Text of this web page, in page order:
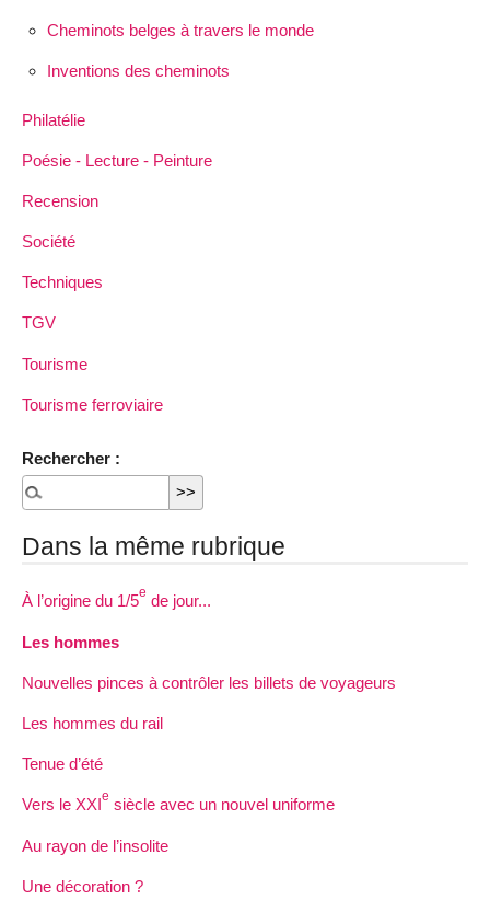
Cheminots belges à travers le monde
Inventions des cheminots
Philatélie
Poésie - Lecture - Peinture
Recension
Société
Techniques
TGV
Tourisme
Tourisme ferroviaire
Rechercher :
Dans la même rubrique
À l’origine du 1/5e de jour...
Les hommes
Nouvelles pinces à contrôler les billets de voyageurs
Les hommes du rail
Tenue d’été
Vers le XXIe siècle avec un nouvel uniforme
Au rayon de l’insolite
Une décoration ?